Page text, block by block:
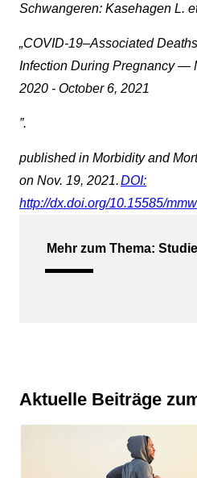
Schwangeren: Kasehagen L.
„COVID-19–Associated
Infection During Pregnancy —
2020 - October 6, 2021
”.
published in Morbidity and
on Nov. 19, 2021.DOI:
http://dx.doi.org/10.15585/
Mehr zum Thema:
Aktuelle Beiträge